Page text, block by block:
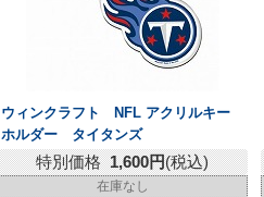
ウィンクラフト NFL アクリルキー
ホルダー タイタンズ
特別価格 1,600円(税込)
在庫なし